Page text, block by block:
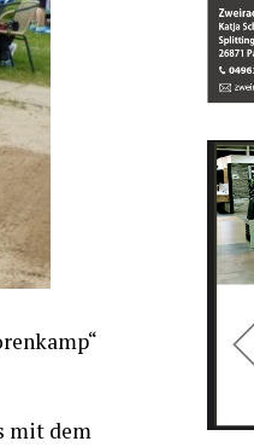
mit dem